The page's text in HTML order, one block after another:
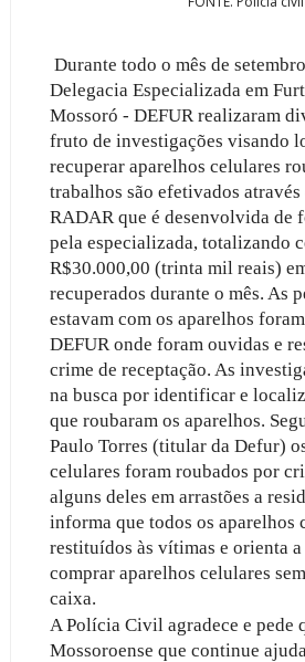
Durante todo o mês de
Delegacia Especializada em
Mossoró - DEFUR realizaram
fruto de investigações visando
recuperar aparelhos celulares
trabalhos são efetivados através
RADAR que é desenvolvida de
pela especializada, totalizando
R$30.000,00 (trinta mil reais)
recuperados durante o mês. As
estavam com os aparelhos
DEFUR onde foram ouvidas e
crime de receptação. As
na busca por identificar e
que roubaram os aparelhos.
Paulo Torres (titular da Defur)
celulares foram roubados por
alguns deles em arrastões a
informa que todos os aparelhos
restituídos às vítimas e orienta
comprar aparelhos celulares
caixa.
A Polícia Civil agradece e pede
Mossoroense que continue